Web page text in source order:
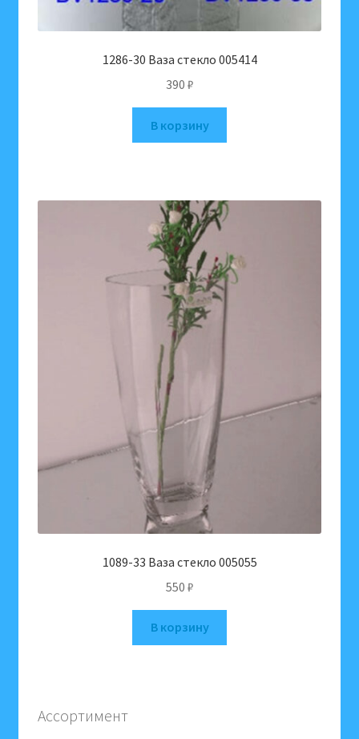
1286-30 Ваза стекло 005414
390 ₽
В корзину
1089-33 Ваза стекло 005055
550 ₽
В корзину
Ассортимент